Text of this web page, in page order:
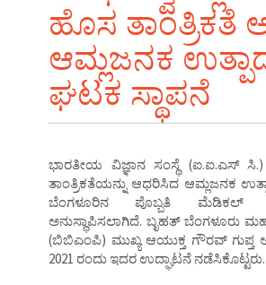
ಹೊಸ ತಾಂತ್ರಿಕತೆ
ಆಮ್ಲಜನಕ
ಘಟಕ ಸ್ಥಾಪನೆ
ಭಾರತೀಯ ವಿಜ್ಞಾನ ಸಂಸ್ಥೆ (ಐ.ಐ.ಎಸ್
ತಾಂತ್ರಿಕತೆಯನ್ನು ಆಧರಿಸಿದ ಆಮ್ಲಜನಕ
ಬೆಂಗಳೂರಿನ ಪೊಬ್ಬತಿ ಮೆಡಿಕಲ್
ಅನುಸ್ಥಾಪಿಸಲಾಗಿದೆ. ಬೃಹತ್ ಬೆಂಗಳೂರು
(ಬಿಬಿಎಂಪಿ) ಮುಖ್ಯ ಆಯುಕ್ತ ಗೌರವ್ ಗುಪ್ತ
2021 ರಂದು ಇದರ ಉದ್ಘಾಟನೆ ನಡೆಸಿಕೊಟ್ಟರು.